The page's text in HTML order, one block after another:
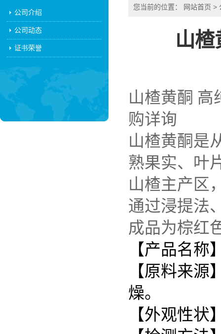
公司介绍
公司动态
证书荣誉
您当前的位置： 网站首页 >
山
山楂黄酮 高
购详询
山楂黄酮是
熟果实、叶
山楂主产区
通过浸提法
成品为棕红
【产品名称
【原料来
燥。
【外观性状